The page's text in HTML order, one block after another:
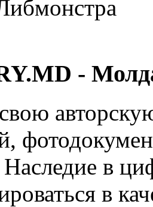
-
Наследие в
в